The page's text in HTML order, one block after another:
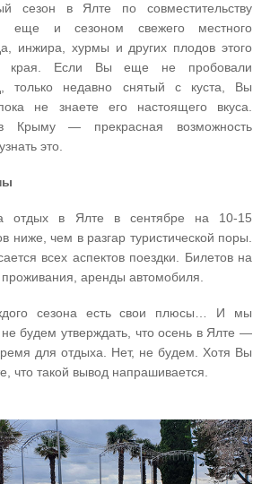
сезон в Ялте по совместительству
еще и сезоном свежего местного
инжира, хурмы и других плодов этого
края. Если Вы еще не пробовали
только недавно снятый с куста, Вы
не знаете его настоящего вкуса.
Крыму — прекрасная возможность
это.
отдых в Ялте в сентябре на 10-15
ниже, чем в разгар туристической поры.
всех аспектов поездки. Билетов на
аренды автомобиля.
сезона есть свои плюсы… И мы
не будем утверждать, что осень в Ялте —
для отдыха. Нет, не будем. Хотя Вы
что такой вывод напрашивается.